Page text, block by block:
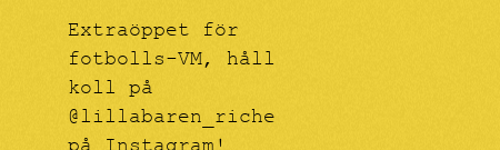
Extraöppet för
fotbolls-VM, håll
koll på
@lillabaren_riche